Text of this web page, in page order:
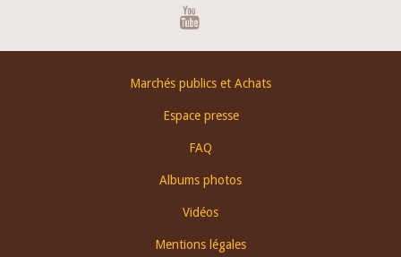
Marchés publics et Achats
Espace presse
FAQ
Albums photos
Vidéos
Mentions légales